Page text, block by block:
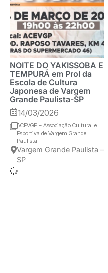
NOITE DO YAKISSOBA E
TEMPURÁ em Prol da
Escola de Cultura
Japonesa de Vargem
Grande Paulista-SP
14/03/2026
ACEVGP – Associação Cultural e
Esportiva de Vargem Grande
Paulista
Vargem Grande Paulista –
SP